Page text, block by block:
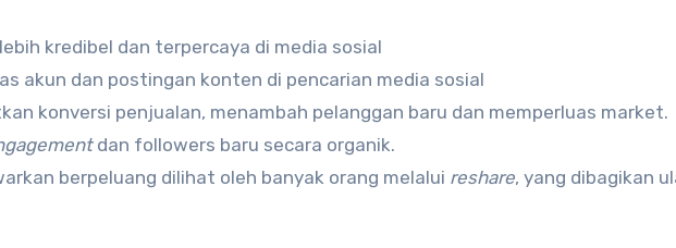
kredibel dan terpercaya di media sosial
akun dan postingan konten di pencarian media sosial
konversi penjualan, menambah pelanggan baru dan memperluas market.
dan followers baru secara organik.
berpeluang dilihat oleh banyak orang melalui reshare, yang dibagikan